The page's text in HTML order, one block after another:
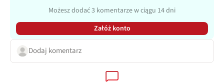
Możesz dodać 3 komentarze w ciągu 14 dni
Załóż konto
Dodaj komentarz